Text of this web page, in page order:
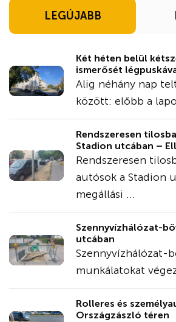
LEGÚJABB
Két héten belül
ismerősét
Alig néhány nap
között: előbb a
Rendszeresen
Stadion utcában –
Rendszeresen
autósok a Stadion
megállási ...
Szennyvízhálózat-
utcában
Szennyvízhálózat-
munkálatokat
Rolleres és
Országzászló téren